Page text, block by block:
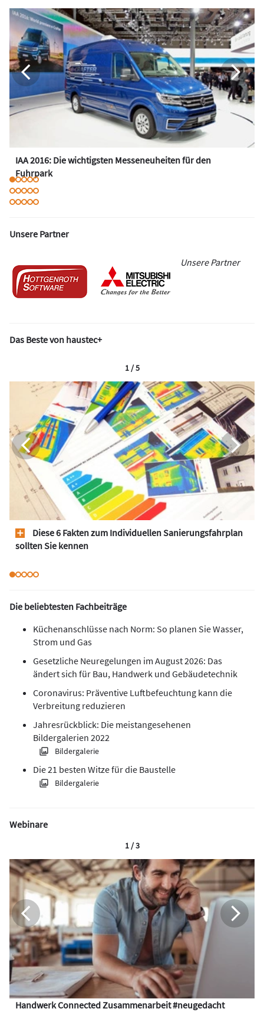
IAA 2016: Die wichtigsten Messeneuheiten für den
Fuhrpark
Unsere Partner
Unsere Partner
Das Beste von haustec+
Diese 6 Fakten zum Individuellen Sanierungsfahrplan
sollten Sie kennen
1 / 5
Die beliebtesten Fachbeiträge
Küchenanschlüsse nach Norm: So planen Sie Wasser,
Strom und Gas
Gesetzliche Neuregelungen im August 2026: Das
ändert sich für Bau, Handwerk und Gebäudetechnik
Coronavirus: Präventive Luftbefeuchtung kann die
Verbreitung reduzieren
Jahresrückblick: Die meistangesehenen
Bildergalerien 2022
Bildergalerie
Die 21 besten Witze für die Baustelle
Bildergalerie
Webinare
Handwerk Connected Zusammenarbeit #neugedacht
1 / 3